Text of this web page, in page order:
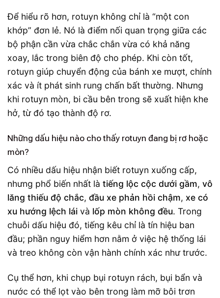
Để hiểu rõ hơn, rotuyn không chỉ là “một con
khớp” đơn lẻ. Nó là điểm nối quan trọng giữa các
bộ phận cần vừa chắc chắn vừa có khả năng
xoay, lắc trong biên độ cho phép. Khi còn tốt,
rotuyn giúp chuyển động của bánh xe mượt, chính
xác và ít phát sinh rung chấn bất thường. Nhưng
khi rotuyn mòn, bi cầu bên trong sẽ xuất hiện khe
hở, từ đó tạo thành độ rơ.
Những dấu hiệu nào cho thấy rotuyn đang bị rơ hoặc
mòn?
Có nhiều dấu hiệu nhận biết rotuyn xuống cấp,
nhưng phổ biến nhất là tiếng lộc cộc dưới gầm, vô
lăng thiếu độ chắc, đầu xe phản hồi chậm, xe có
xu hướng lệch lái và lốp mòn không đều. Trong
chuỗi dấu hiệu đó, tiếng kêu chỉ là tín hiệu ban
đầu; phần nguy hiểm hơn nằm ở việc hệ thống lái
và treo không còn vận hành chính xác như trước.
Cụ thể hơn, khi chụp bụi rotuyn rách, bụi bẩn và
nước có thể lọt vào bên trong làm mỡ bôi trơn